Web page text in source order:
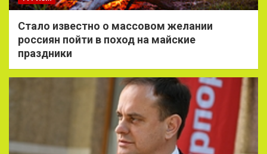
Стало известно о массовом желании
россиян пойти в поход на майские
праздники